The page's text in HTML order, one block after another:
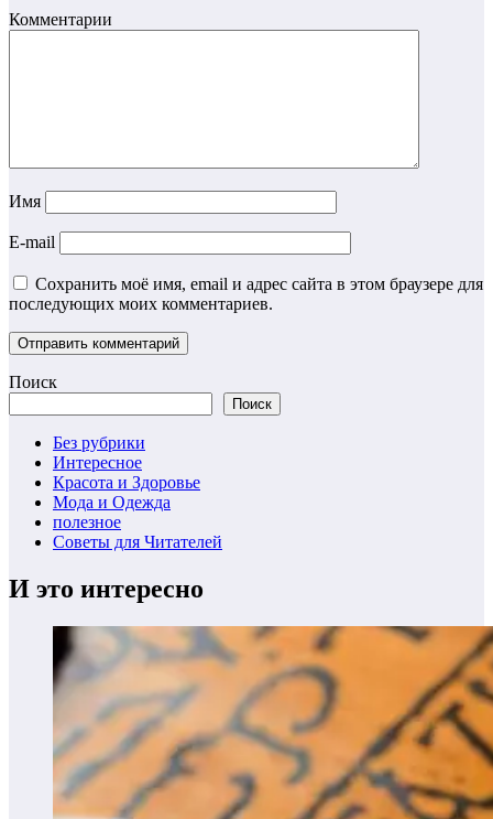
Комментарии
Имя
E-mail
Сохранить моё имя, email и адрес сайта в этом браузере для
последующих моих комментариев.
Поиск
Поиск
Без рубрики
Интересное
Красота и Здоровье
Мода и Одежда
полезное
Советы для Читателей
И это интересно